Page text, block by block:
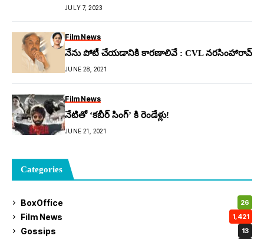
JULY 7, 2023
Film News
నేను పోటీ చేయడానికి కారణాలివే : CVL నరసింహారావ్
JUNE 28, 2021
Film News
నేటితో ‘కబీర్ సింగ్’ కి రెండేళ్లు!
JUNE 21, 2021
Categories
BoxOffice 26
Film News 1,421
Gossips 13